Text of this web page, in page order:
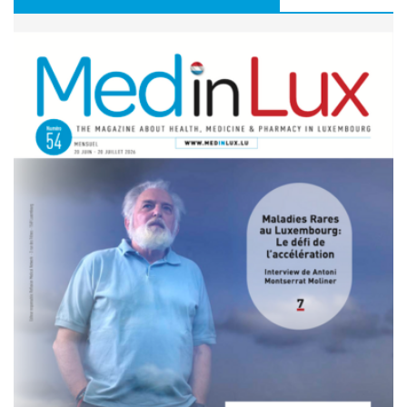
08 juillet 2026 - 11:18
risque de PTH
07 juillet 2026 - 09:47
Activité physique: bénéfice pour l’os, mais pas
nécessairement pour le disque intervertébral
07 juillet 2026 - 09:39
Comment une alimentation trop riche réduit la cognition
22 juin 2026 - 17:16
Covid long: des symptômes réels, mais souvent réversibles
11 mai 2026 - 10:36
Un robot humanoïde testé à l’hôpital pour soutenir les
équipes soignantes
31 mars 2026 - 06:51
IA et responsabilité médicale en radiologie : le workflow
change la donne juridique